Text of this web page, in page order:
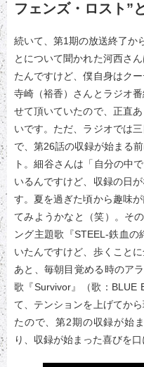
フェンズ・ロスト”
続いて、第1期の放送終了か
とについて聞かれた河西さ
たんですけど、僕自身はク
寺崎（裕香）さんとラジオ
せて頂いていたので、正直
いです。ただ、ラジオでは
で、第26話の収録が始まる
ト。細谷さんは「自分の中
いるんですけど、収録の日
す。夏を過ぎた頃から趣味
てみようかなと（笑）。そ
ング主題歌『STEEL-鉄血
いたんですけど、歩くこと
あと、毎朝目覚める時のア
歌『Survivor』（歌：BLUE
て、テンションを上げてか
たので、第2期の収録が始
り、収録が始まった喜びを口